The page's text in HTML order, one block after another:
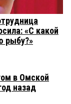
«С какой
рыбу?»
в Омской
назад